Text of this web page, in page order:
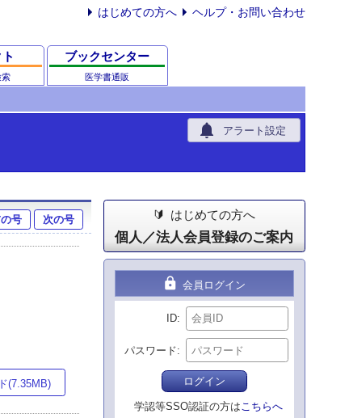
はじめての方へ ヘルプ・お問い合わせ
索
ブックセンター
医学書通販
notifications アラート設定
号 次の号
(7.35MB)
はじめての方へ
個人／法人会員登録のご案内
lock 会員ログイン
ID
パスワード
ログイン
学認等SSO認証の方はこちらへ